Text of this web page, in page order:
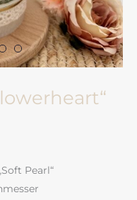
Pearl“